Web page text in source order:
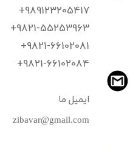
+989123205417
+9821-55253963
+9821-66102081
​​​​​​​+9821-66102084
zibavar@gmail.com
ایمیل ما